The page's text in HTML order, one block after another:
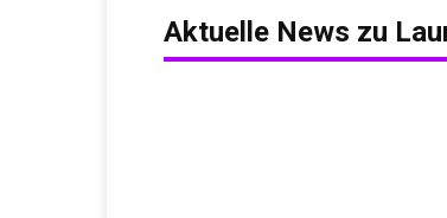
Aktuelle News zu